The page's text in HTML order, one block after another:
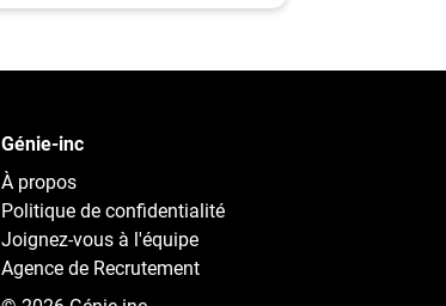
Génie-inc
À propos
Politique de confidentialité
Joignez-vous à l'équipe
Agence de Recrutement